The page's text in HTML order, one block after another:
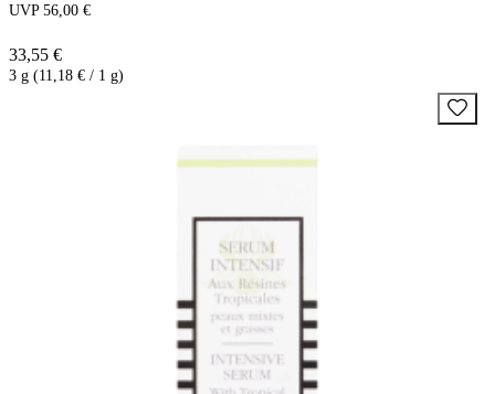
UVP 56,00 €
33,55 €
3 g (11,18 € / 1 g)